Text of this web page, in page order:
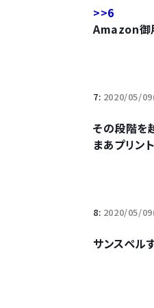
>>6
Amazon御
7: 2020/05/
その段階を
まあプリン
8: 2020/05/
サンスペル